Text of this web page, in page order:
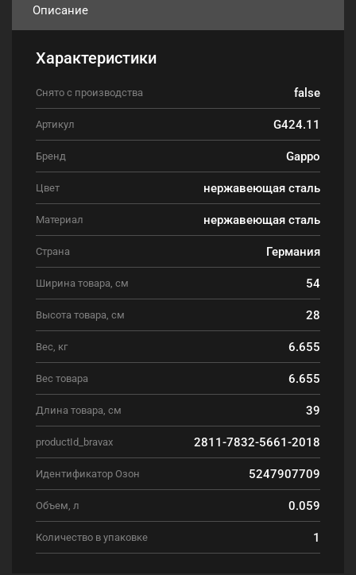
Описание
Характеристики
Снято с производства false
Артикул G424.11
Бренд Gappo
Цвет нержавеющая сталь
Материал нержавеющая сталь
Страна Германия
Ширина товара, см 54
Высота товара, см 28
Вес, кг 6.655
Вес товара 6.655
Длина товара, см 39
productId_bravax 2811-7832-5661-2018
Идентификатор Озон 5247907709
Объем, л 0.059
Количество в упаковке 1